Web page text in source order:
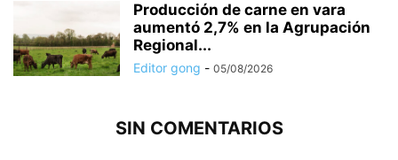
Producción de carne en vara
aumentó 2,7% en la Agrupación
Regional...
Editor gong - 05/08/2026
SIN COMENTARIOS